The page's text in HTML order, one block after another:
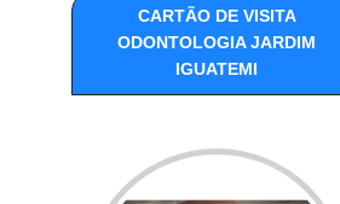
CARTÃO DE VISITA
ODONTOLOGIA JARDIM
IGUATEMI